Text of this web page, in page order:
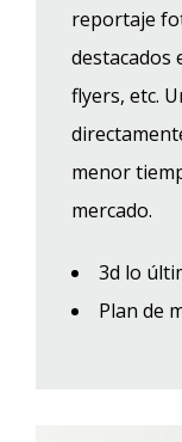
reportaje
destacados
flyers, etc.
menor
mercado.
3d lo
Plan de